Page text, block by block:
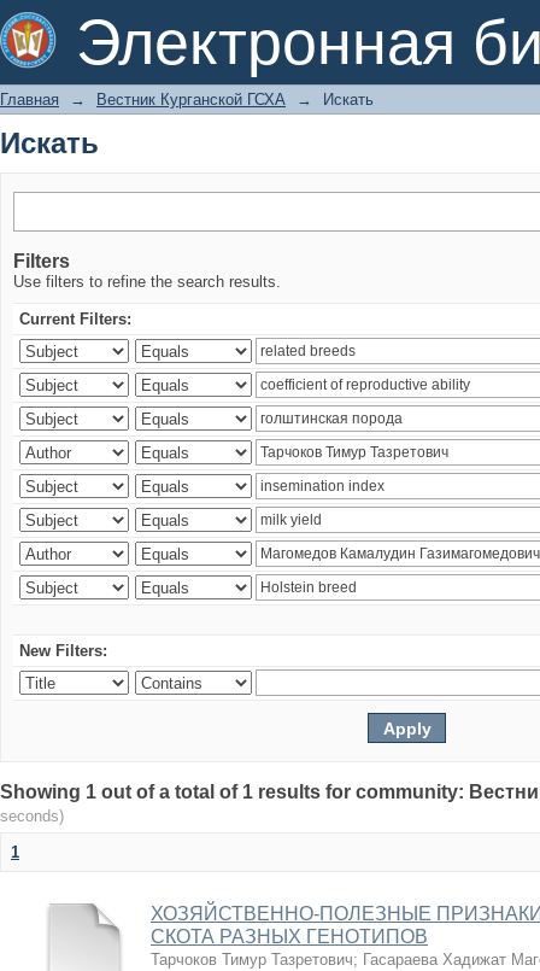
Электронная
Искать
Главная → Вестник Курганской ГСХА → Искать
Искать
Filters
Use filters to refine the search results.
Current Filters:
New Filters:
Showing 1 out of a total of 1 results for community:
seconds)
1
ХОЗЯЙСТВЕННО-ПОЛЕЗНЫЕ
СКОТА РАЗНЫХ ГЕНОТИПОВ
Тарчоков Тимур Тазретович; Гасараева Хадижат